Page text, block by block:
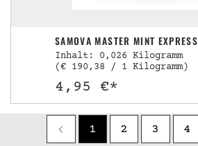
SAMOVA MASTER MINT EXPRESS
Inhalt: 0,026 Kilogramm
(€ 190,38 / 1 Kilogramm)
4,95 €*
1 2 3 4